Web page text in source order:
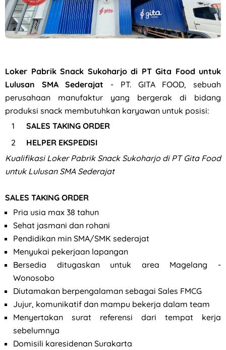
Loker Pabrik Snack Sukoharjo di PT Gita Food untuk
Lulusan SMA Sederajat - PT. GITA FOOD, sebuah
perusahaan manufaktur yang bergerak di bidang
produksi snack membutuhkan karyawan untuk posisi:
SALES TAKING ORDER
HELPER EKSPEDISI
Kualifikasi Loker Pabrik Snack Sukoharjo di PT Gita Food
untuk Lulusan SMA Sederajat
SALES TAKING ORDER
Pria usia max 38 tahun
Sehat jasmani dan rohani
Pendidikan min SMA/SMK sederajat
Menyukai pekerjaan lapangan
Bersedia ditugaskan untuk area Magelang -
Wonosobo
Diutamakan berpengalaman sebagai Sales FMCG
Jujur, komunikatif dan mampu bekerja dalam team
Menyertakan surat referensi dari tempat kerja
sebelumnya
Domisili karesidenan Surakarta